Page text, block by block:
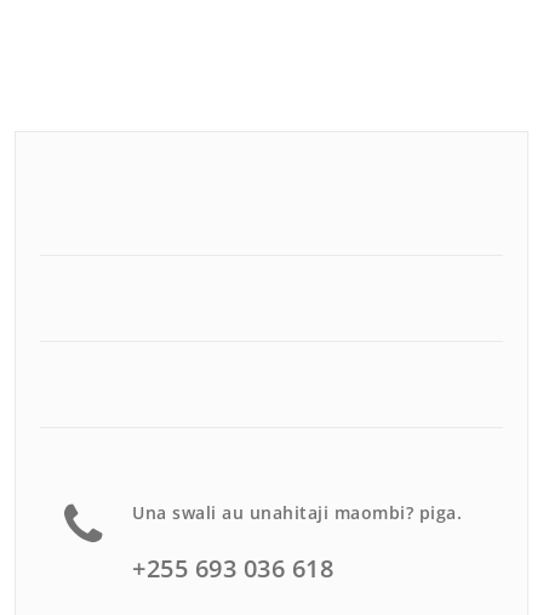
Una swali au unahitaji maombi? piga.
+255 693 036 618